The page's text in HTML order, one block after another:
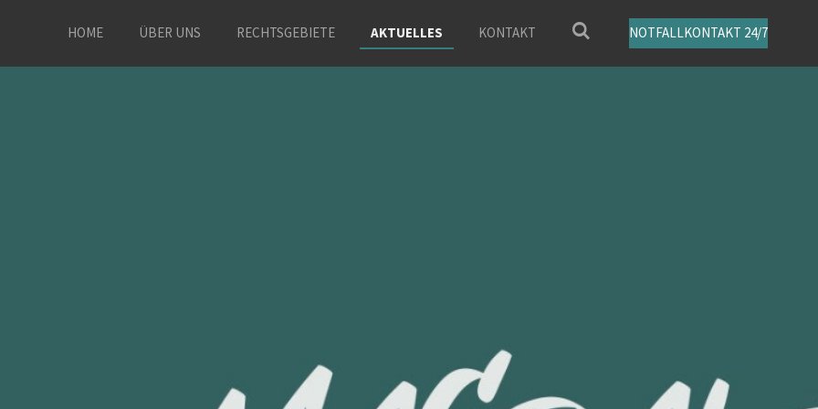
HOME ÜBER UNS RECHTSGEBIETE AKTUELLES KONTAKT NOTFALLKONTAKT 24/7